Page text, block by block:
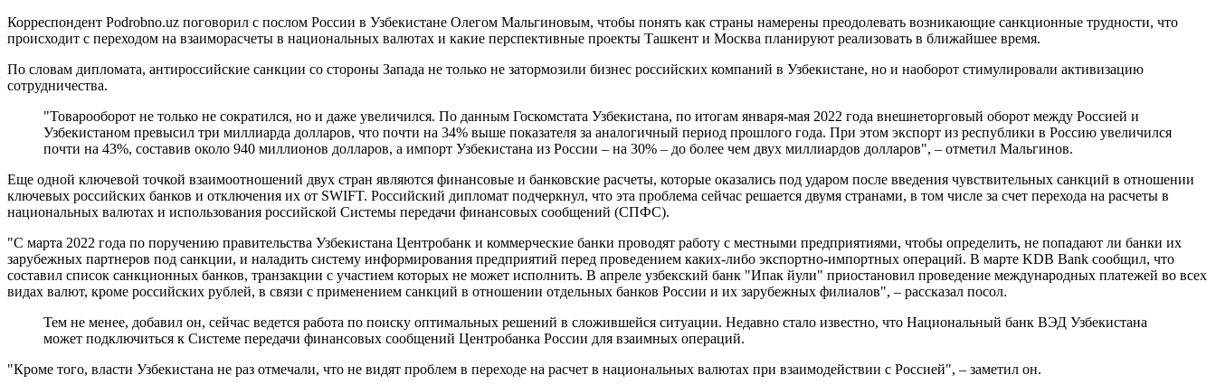
Корреспондент Podrobno.uz поговорил с послом России в Узбекистане Олегом Мальгиновым, чтобы понять как страны намерены преодолевать возникающие санкционные трудности, что
происходит с переходом на взаиморасчеты в национальных валютах и какие перспективные проекты Ташкент и Москва планируют реализовать в ближайшее время.
По словам дипломата, антироссийские санкции со стороны Запада не только не затормозили бизнес российских компаний в Узбекистане, но и наоборот стимулировали активизацию
сотрудничества.
"Товарооборот не только не сократился, но и даже увеличился. По данным Госкомстата Узбекистана, по итогам января-мая 2022 года внешнеторговый оборот между Россией и
Узбекистаном превысил три миллиарда долларов, что почти на 34% выше показателя за аналогичный период прошлого года. При этом экспорт из республики в Россию увеличился
почти на 43%, составив около 940 миллионов долларов, а импорт Узбекистана из России – на 30% – до более чем двух миллиардов долларов", – отметил Мальгинов.
Еще одной ключевой точкой взаимоотношений двух стран являются финансовые и банковские расчеты, которые оказались под ударом после введения чувствительных санкций в отношении
ключевых российских банков и отключения их от SWIFT. Российский дипломат подчеркнул, что эта проблема сейчас решается двумя странами, в том числе за счет перехода на расчеты в
национальных валютах и использования российской Системы передачи финансовых сообщений (СПФС).
"С марта 2022 года по поручению правительства Узбекистана Центробанк и коммерческие банки проводят работу с местными предприятиями, чтобы определить, не попадают ли банки их
зарубежных партнеров под санкции, и наладить систему информирования предприятий перед проведением каких-либо экспортно-импортных операций. В марте KDB Bank сообщил, что
составил список санкционных банков, транзакции с участием которых не может исполнить. В апреле узбекский банк "Ипак йули" приостановил проведение международных платежей во всех
видах валют, кроме российских рублей, в связи с применением санкций в отношении отдельных банков России и их зарубежных филиалов", – рассказал посол.
Тем не менее, добавил он, сейчас ведется работа по поиску оптимальных решений в сложившейся ситуации. Недавно стало известно, что Национальный банк ВЭД Узбекистана
может подключиться к Системе передачи финансовых сообщений Центробанка России для взаимных операций.
"Кроме того, власти Узбекистана не раз отмечали, что не видят проблем в переходе на расчет в национальных валютах при взаимодействии с Россией", – заметил он.